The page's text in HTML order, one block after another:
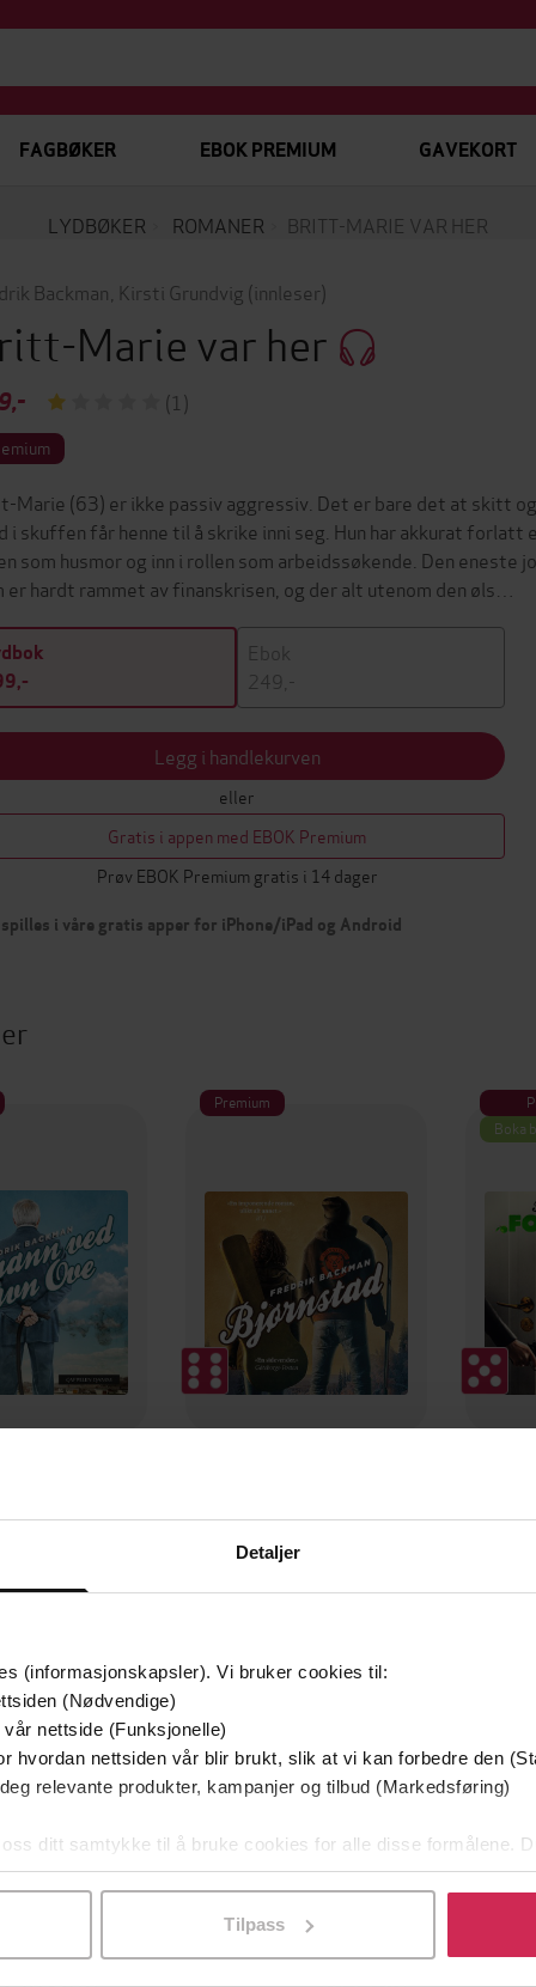
Detaljer
(informasjonskapsler). Vi bruker cookies til:
(Nødvendige)
nettside (Funksjonelle)
hvordan nettsiden vår blir brukt, slik at vi kan forbedre den
relevante produkter, kampanjer og tilbud (Markedsføring)
ditt samtykke til å bruke cookies for alle disse formålene.
ved å klikke på «Tilpass». Du kan når som helst trekke
Tilpass
FAGBØKER EBOK PREMIUM GAVEKORT
LYDBØKER ROMANER BRITT-MARIE VAR HER
Backman Kirsti Grundvig (innleser)
Marie var her
(1)
Marie (63) er ikke passiv aggressiv. Det er bare det at skitt
i skuffen får henne til å skrike inni seg. Hun har akkurat forlatt
som husmor og inn i rollen som arbeidssøkende. Den eneste
er hardt rammet av finanskrisen, og der alt utenom den øls…
Ebok
249,-
Legg i handlekurven
eller
Gratis i appen med EBOK Premium
Prøv EBOK Premium gratis i 14 dager
i våre gratis apper for iPhone/iPad og Android
Backman
Premium
Fredrik Backman
LYDBOK
Boka
Premium